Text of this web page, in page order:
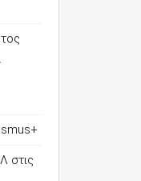
στις